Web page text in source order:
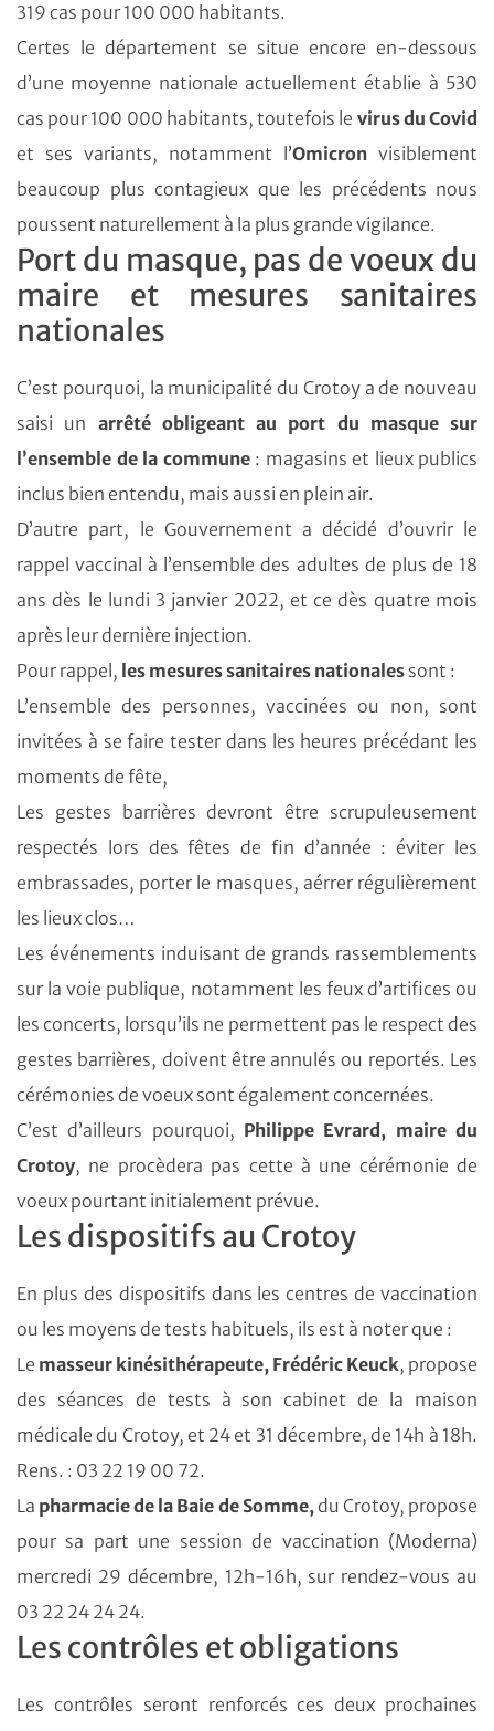
319 cas pour 100 000 habitants.
Certes le département se situe encore en-dessous
d’une moyenne nationale actuellement établie à 530
cas pour 100 000 habitants, toutefois le virus du Covid
et ses variants, notamment l’Omicron visiblement
beaucoup plus contagieux que les précédents nous
poussent naturellement à la plus grande vigilance.
Port du masque, pas de voeux du
maire et mesures sanitaires
nationales
C’est pourquoi, la municipalité du Crotoy a de nouveau
saisi un arrêté obligeant au port du masque sur
l’ensemble de la commune: magasins et lieux publics
inclus bien entendu, mais aussi en plein air.
D’autre part, le Gouvernement a décidé d’ouvrir le
rappel vaccinal à l’ensemble des adultes de plus de 18
ans dès le lundi 3 janvier 2022, et ce dès quatre mois
après leur dernière injection.
Pour rappel, les mesures sanitaires nationales sont :
L’ensemble des personnes, vaccinées ou non, sont
invitées à se faire tester dans les heures précédant les
moments de fête,
Les gestes barrières devront être scrupuleusement
respectés lors des fêtes de fin d’année : éviter les
embrassades, porter le masques, aérrer régulièrement
les lieux clos…
Les événements induisant de grands rassemblements
sur la voie publique, notamment les feux d’artifices ou
les concerts, lorsqu’ils ne permettent pas le respect des
gestes barrières, doivent être annulés ou reportés. Les
cérémonies de voeux sont également concernées.
C’est d’ailleurs pourquoi, Philippe Evrard, maire du
Crotoy, ne procèdera pas cette à une cérémonie de
voeux pourtant initialement prévue.
Les dispositifs au Crotoy
En plus des dispositifs dans les centres de vaccination
ou les moyens de tests habituels, ils est à noter que :
Le masseur kinésithérapeute, Frédéric Keuck, propose
des séances de tests à son cabinet de la maison
médicale du Crotoy, et 24 et 31 décembre, de 14h à 18h.
Rens. : 03 22 19 00 72.
La pharmacie de la Baie de Somme,du Crotoy, propose
pour sa part une session de vaccination (Moderna)
mercredi 29 décembre, 12h-16h, sur rendez-vous au
03 22 24 24 24.
Les contrôles et obligations
Les contrôles seront renforcés ces deux prochaines